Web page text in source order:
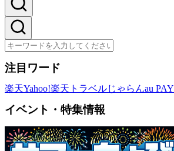
注目ワード
楽天Yahoo!楽天トラベルじゃらんau PAY
イベント・特集情報